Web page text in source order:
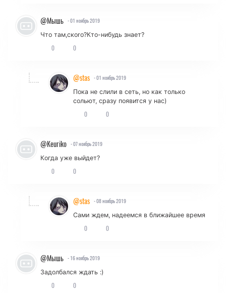
@Мышь - 01 ноябрь 2019
Что там,скоrо?Кто-нибудь знает?
0 0
@stas - 01 ноябрь 2019
Пока не слили в сеть, но как только
сольют, сразу появится у нас)
0 0
@Keuriko - 07 ноябрь 2019
Когда уже выйдет?
0 0
@stas - 08 ноябрь 2019
Сами ждем, надеемся в ближайшее время
0 0
@Мышь - 16 ноябрь 2019
Задолбался ждать :)
0 0